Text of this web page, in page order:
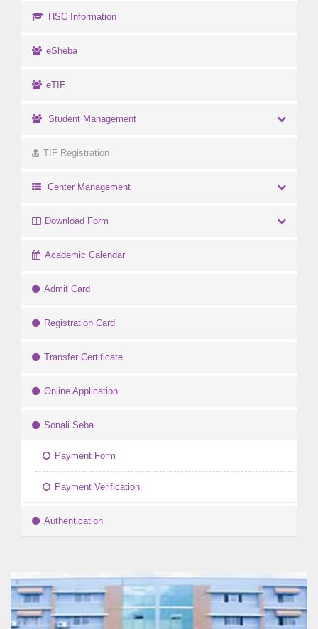
HSC Information
eSheba
eTIF
Student Management
TIF Registration
Center Management
Download Form
Academic Calendar
Admit Card
Registration Card
Transfer Certificate
Online Application
Sonali Seba
Payment Form
Payment Verification
Authentication